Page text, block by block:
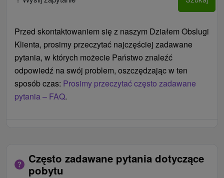
Przed skontaktowaniem się z naszym Działem Obslugi
Klienta, prosimy przeczytać najczęściej zadawane
pytania, w których możecie Państwo znaleźć
odpowiedź na swój problem, oszczędzając w ten
sposób czas: Prosimy przeczytać często zadawane
pytania – FAQ.
Często zadawane pytania dotyczące
pobytu